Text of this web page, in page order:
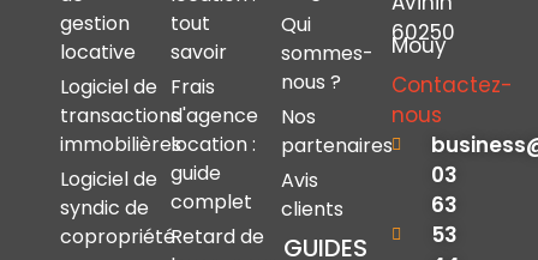
gestion
locative
Logiciel de
transactions
immobilières
Logiciel de
syndic de
copropriété
tout
savoir
Frais
d'agence
location :
guide
complet
Retard de
Qui
sommes-
nous ?
Nos
partenaires
Avis
clients
GUIDES
60250
Mouy
Contactez-
nous
03
63
53